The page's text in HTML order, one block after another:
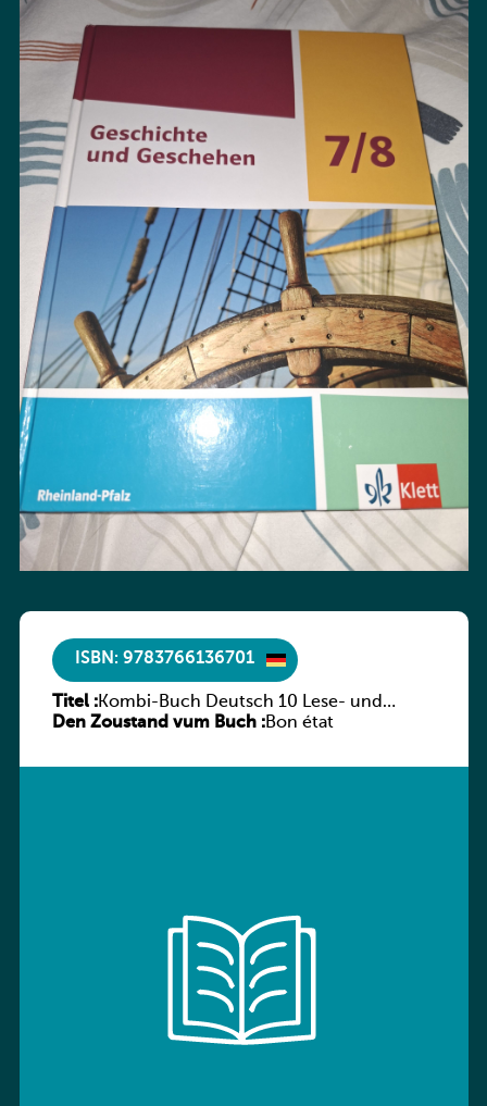
ISBN: 9783766136701
Titel :Kombi-Buch Deutsch 10 Lese- und
Sprachbuch
Den Zoustand vum Buch :Bon état